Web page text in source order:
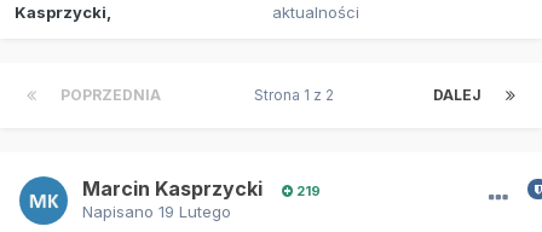
Kasprzycki
aktualności
POPRZEDNIA DALEJ
Strona 1 z 2
Marcin Kasprzycki 219
Napisano 19 Lutego